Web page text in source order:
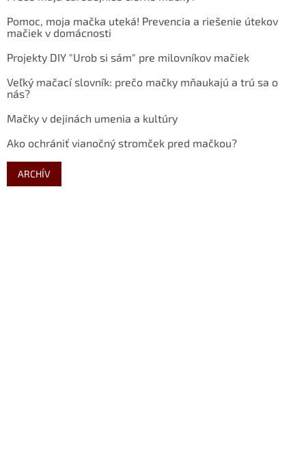
Pomoc, moja mačka uteká! Prevencia a riešenie útekov
mačiek v domácnosti
Projekty DIY "Urob si sám" pre milovníkov mačiek
Veľký mačací slovník: prečo mačky mňaukajú a trú sa o
nás?
Mačky v dejinách umenia a kultúry
Ako ochrániť vianočný stromček pred mačkou?
ARCHÍV